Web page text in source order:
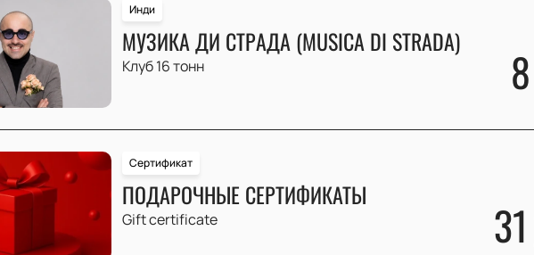
Инди
МУЗИКА ДИ СТРАДА (MUSICA DI STRADA)
Клуб 16 тонн 8
Сертификат
ПОДАРОЧНЫЕ СЕРТИФИКАТЫ
Gift certificate 31